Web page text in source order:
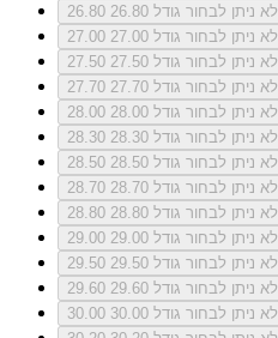
26.80
לא ניתן לבחור גודל 26.80
27.00
לא ניתן לבחור גודל 27.00
27.50
לא ניתן לבחור גודל 27.50
27.70
לא ניתן לבחור גודל 27.70
28.00
לא ניתן לבחור גודל 28.00
28.30
לא ניתן לבחור גודל 28.30
28.50
לא ניתן לבחור גודל 28.50
28.70
לא ניתן לבחור גודל 28.70
28.80
לא ניתן לבחור גודל 28.80
29.00
לא ניתן לבחור גודל 29.00
29.50
לא ניתן לבחור גודל 29.50
29.60
לא ניתן לבחור גודל 29.60
30.00
לא ניתן לבחור גודל 30.00